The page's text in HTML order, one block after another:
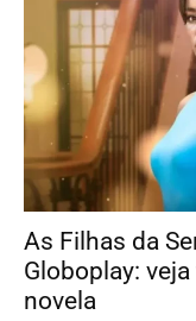
As Filhas da
Globoplay:
novela